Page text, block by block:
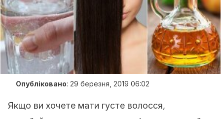
Опубліковано: 29 березня, 2019 06:02
Якщо ви хочете мати густе волосся,